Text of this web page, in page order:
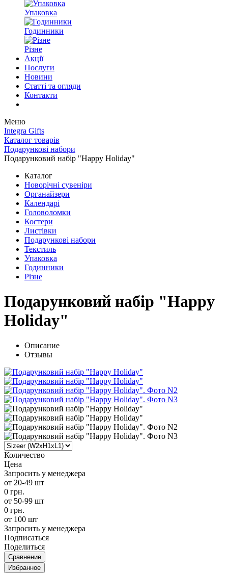
Упаковка
Годинники
Різне
Акції
Послуги
Новини
Статті та огляди
Контакти
Меню
Integra Gifts
Каталог товарів
Подарункові набори
Подарунковий набір "Happy Holiday"
Каталог
Новорічні сувеніри
Органайзери
Календарі
Головоломки
Костери
Листівки
Подарункові набори
Текстиль
Упаковка
Годинники
Різне
Подарунковий набір "Happy
Holiday"
Описание
Отзывы
Количество
Цена
Запросить у менеджера
от 20-49 шт
0 грн.
от 50-99 шт
0 грн.
от 100 шт
Запросить у менеджера
Подписаться
Поделиться
Сравнение
Избранное